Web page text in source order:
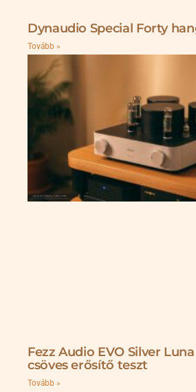
Dynaudio Special Forty
Tovább »
Fezz Audio EVO Silver
csöves erősítő teszt
Tovább »